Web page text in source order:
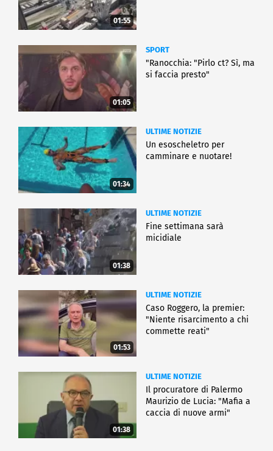
01:55
01:05
SPORT
"Ranocchia: "Pirlo ct? Sì, ma
si faccia presto"
01:34
ULTIME NOTIZIE
Un esoscheletro per
camminare e nuotare!
01:38
ULTIME NOTIZIE
Fine settimana sarà
micidiale
01:53
ULTIME NOTIZIE
Caso Roggero, la premier:
"Niente risarcimento a chi
commette reati"
01:38
ULTIME NOTIZIE
Il procuratore di Palermo
Maurizio de Lucia: "Mafia a
caccia di nuove armi"